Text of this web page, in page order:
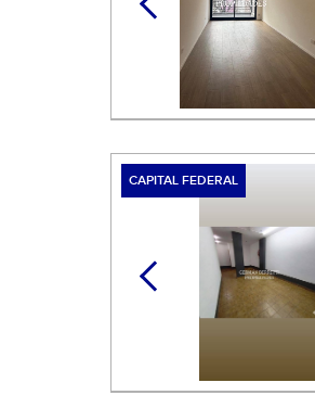
CAPITAL FEDERAL